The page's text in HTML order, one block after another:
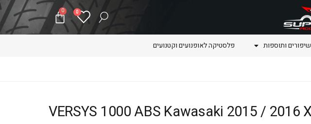
0
0
שיפורים ותוספות פלסטיקה לאופנועים וקטנועים